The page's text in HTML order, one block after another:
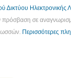
Δικτύου Ηλεκτρονικής
πρόσβαση σε
Περισσότερες